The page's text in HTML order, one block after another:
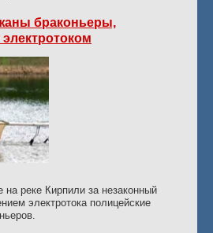
браконьеры,
реке Кирпили за незаконный
электротока полицейские